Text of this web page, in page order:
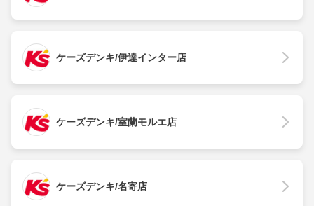
ケーズデンキ/伊達インター店
ケーズデンキ/室蘭モルエ店
ケーズデンキ/名寄店